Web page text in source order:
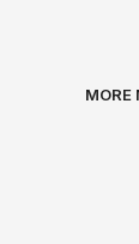
MORE